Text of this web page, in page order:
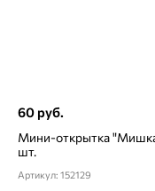
60 руб.
Мини-открытка
шт.
Артикул: 152129